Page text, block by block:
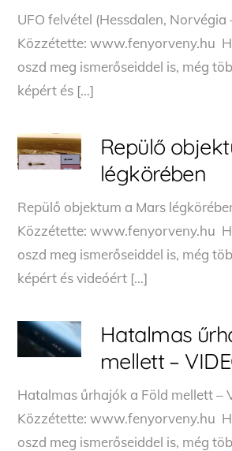
UFO felvétel (Hessdalen, Norvégia
Közzétette: www.fenyorveny.hu
oszd meg ismerőseiddel is, még
képért és […]
Repülő
légkörében
Repülő objektum a Mars
Közzétette: www.fenyorveny.hu
oszd meg ismerőseiddel is, még
képért és videóért […]
Hatalmas
mellett –
Hatalmas űrhajók a Föld mellett –
Közzétette: www.fenyorveny.hu
oszd meg ismerőseiddel is, még